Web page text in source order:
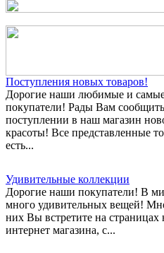
Поступления новых товаров!
Дорогие наши любимые и
покупатели! Рады Вам
поступлении в наш магазин
красоты! Все представленные
есть...
Удивительные коллекции
Дорогие наши покупатели! В
много удивительных вещей!
них Вы встретите на страницах
интернет магазина, с...